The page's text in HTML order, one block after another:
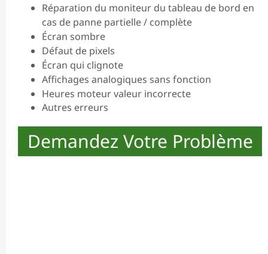
Réparation du moniteur du tableau de bord en
cas de panne partielle / complète
Écran sombre
Défaut de pixels
Écran qui clignote
Affichages analogiques sans fonction
Heures moteur valeur incorrecte
Autres erreurs
Demandez Votre Problème